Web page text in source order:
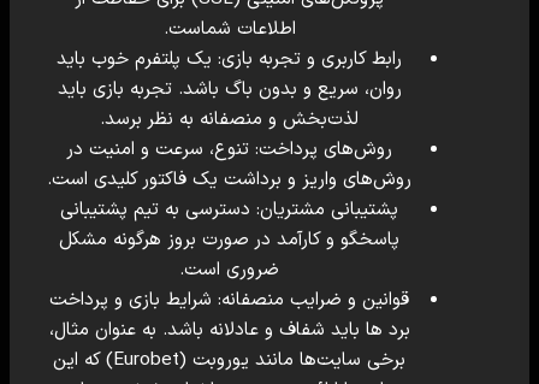
اطلاعات شماست.
رابط کاربری و تجربه بازی: یک پلتفرم خوب باید
روان، سریع و بدون باگ باشد. تجربه بازی باید
لذت‌بخش و منصفانه به نظر برسد.
روش‌های پرداخت: تنوع، سرعت و امنیت در
روش‌های واریز و برداشت یک فاکتور کلیدی است.
پشتیبانی مشتریان: دسترسی به تیم پشتیبانی
پاسخگو و کارآمد در صورت بروز هرگونه مشکل
ضروری است.
قوانین و ضرایب منصفانه: شرایط بازی و پرداخت
برد ها باید شفاف و عادلانه باشد. به عنوان مثال،
برخی سایت‌ها مانند یوروبت (Eurobet)
که این